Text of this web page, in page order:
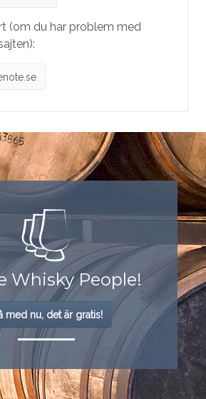
(om du har problem med
Whisky People!
med nu, det är gratis!